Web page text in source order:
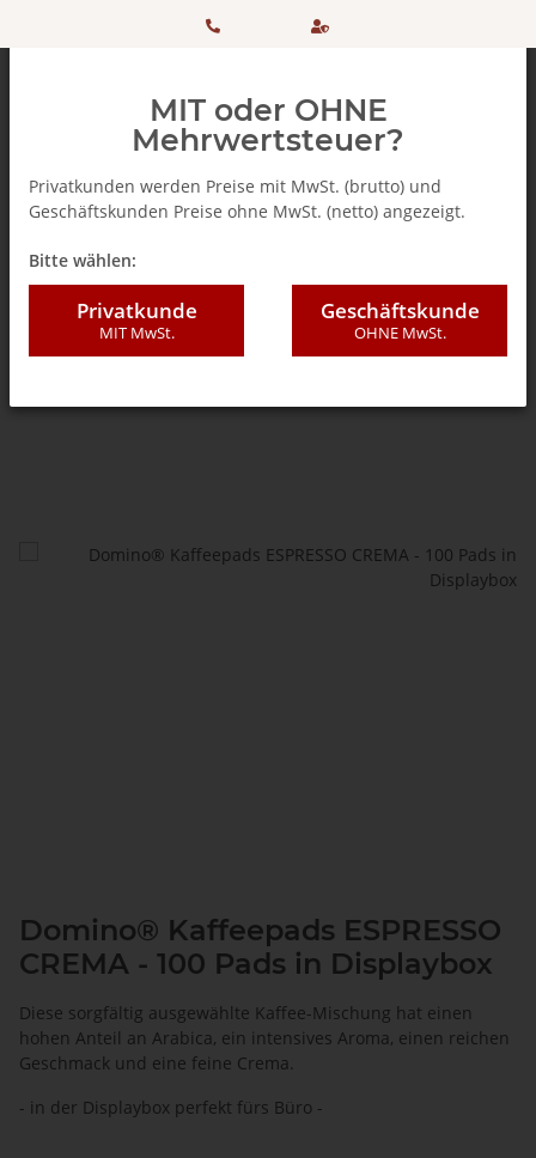
+ 49
506 98
einkaufen
SSL
Domino® Kaffeepads ESPRESSO
CREMA - 100 Pads in Displaybox
Diese sorgfältig ausgewählte Kaffee-Mischung hat einen
hohen Anteil an Arabica, ein intensives Aroma, einen reichen
Geschmack und eine feine Crema.
- in der Displaybox perfekt fürs Büro -
MIT oder OHNE
Mehrwertsteuer?
Privatkunden werden Preise mit MwSt. (brutto) und
Geschäftskunden Preise ohne MwSt. (netto) angezeigt.
Bitte wählen:
Privatkunde
MIT MwSt.
Geschäftskunde
OHNE MwSt.